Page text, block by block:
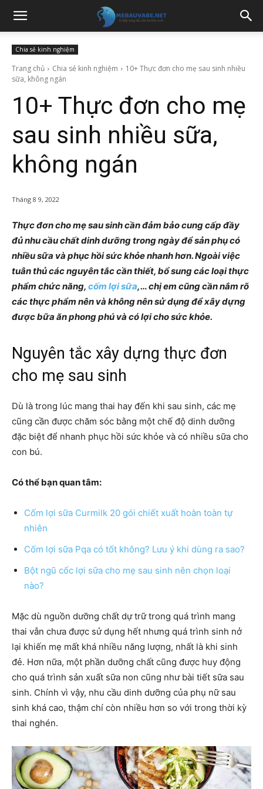
Chia sẻ kinh nghiệm
Trang chủ Chia sẻ kinh nghiệm
10+ Thực đơn cho mẹ sau sinh nhiều
sữa, không ngán
10+ Thực đơn cho mẹ
sau sinh nhiều sữa,
không ngán
Tháng 8 9, 2022
Thực đơn cho mẹ sau sinh cần đảm bảo cung cấp đầy
đủ nhu cầu chất dinh dưỡng trong ngày để sản phụ có
nhiều sữa và phục hồi sức khỏe nhanh hơn. Ngoài việc
tuân thủ các nguyên tắc cần thiết, bổ sung các loại thực
phẩm chức năng, cốm lợi sữa,… chị em cũng cần nắm rõ
các thực phẩm nên và không nên sử dụng để xây dựng
được bữa ăn phong phú và có lợi cho sức khỏe.
Nguyên tắc xây dựng thực đơn
cho mẹ sau sinh
Dù là trong lúc mang thai hay đến khi sau sinh, các mẹ
cũng cần được chăm sóc bằng một chế độ dinh dưỡng
đặc biệt để nhanh phục hồi sức khỏe và có nhiều sữa cho
con bú.
Có thể bạn quan tâm:
Cốm lợi sữa Curmilk 20 gói chiết xuất hoàn toàn tự
nhiên
Cốm lợi sữa Pqa có tốt không? Lưu ý khi dùng ra sao?
Bột ngũ cốc lợi sữa cho mẹ sau sinh nên chọn loại
nào?
Mặc dù nguồn dưỡng chất dự trữ trong quá trình mang
thai vẫn chưa được sử dụng hết nhưng quá trình sinh nở
lại khiến mẹ mất khá nhiều năng lượng, nhất là khi sinh
đẻ. Hơn nữa, một phần dưỡng chất cũng được huy động
cho quá trình sản xuất sữa non cũng như bài tiết sữa sau
sinh. Chính vì vậy, nhu cầu dinh dưỡng của phụ nữ sau
sinh khá cao, thậm chí còn nhiều hơn so với trong thời kỳ
thai nghén.